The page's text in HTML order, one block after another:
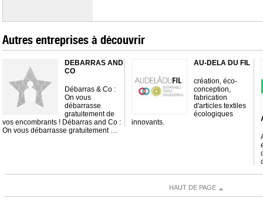
Autres entreprises à découvrir
DEBARRAS AND
CO
Débarras & Co :
On vous
débarrasse
gratuitement de
vos encombrants ! Débarras and Co :
On vous débarrasse gratuitement …
AU-DELA DU FIL
création, éco-
conception,
fabrication
d'articles textiles
écologiques
innovants.
HAUT DE PAGE